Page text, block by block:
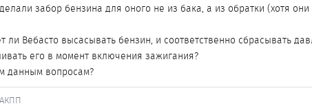
забор бензина для оного не из бака, а из обратки (хотя
ли Вебасто высасывать бензин, и соответственно сбрасывать
его в момент включения зажигания?
данным вопросам?